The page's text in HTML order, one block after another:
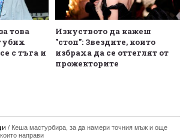
това
с тъга и
Изкуството да кажеш
"стоп": Звездите, които
избраха да се оттеглят от
прожекторите
/ Кеша мастурбира, за да намери точния мъж и още
направи